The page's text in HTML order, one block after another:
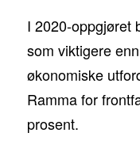
I 2020-oppgjøret
som viktigere
økonomiske
Ramma for
prosent.